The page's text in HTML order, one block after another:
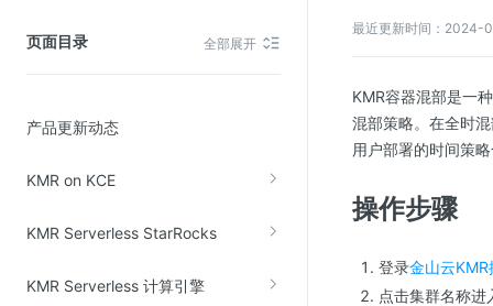
页面目录 全部展开
产品更新动态
KMR on KCE
KMR Serverless StarRocks
KMR Serverless 计算引擎
云硬盘(EBS)
在线迁移服务
视频云服务
最近更新时间：2024-
KMR容器混部是一
混部策略。在全时
用户部署的时间策
操作步骤
登录金山云KMR
点击集群名称进